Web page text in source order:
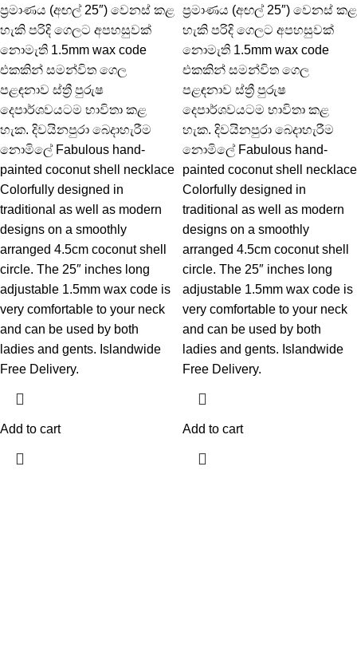
ප්‍රමාණය (අඟල් 25″) වෙනස් කළ
හැකි පරිදි ගෙලට අපහසුවක්
නොමැති 1.5mm wax code
එකකින් සමන්විත ගෙල
පළඳනාව ස්ත්‍රී පුරුෂ
දෙපාර්ශවයටම භාවිතා කළ
හැක. දිවයිනපුරා බෙදාහැරීම
නොමිලේ Fabulous hand-
painted coconut shell necklace
Colorfully designed in
traditional as well as modern
designs on a smoothly
arranged 4.5cm coconut shell
circle. The 25″ inches long
adjustable 1.5mm wax code is
very comfortable to your neck
and can be used by both
ladies and gents. Islandwide
Free Delivery.
Add to cart
ප්‍රමාණය (අඟල් 25″) වෙනස් කළ
හැකි පරිදි ගෙලට අපහසුවක්
නොමැති 1.5mm wax code
එකකින් සමන්විත ගෙල
පළඳනාව ස්ත්‍රී පුරුෂ
දෙපාර්ශවයටම භාවිතා කළ
හැක. දිවයිනපුරා බෙදාහැරීම
නොමිලේ Fabulous hand-
painted coconut shell necklace
Colorfully designed in
traditional as well as modern
designs on a smoothly
arranged 4.5cm coconut shell
circle. The 25″ inches long
adjustable 1.5mm wax code is
very comfortable to your neck
and can be used by both
ladies and gents. Islandwide
Free Delivery.
Add to cart